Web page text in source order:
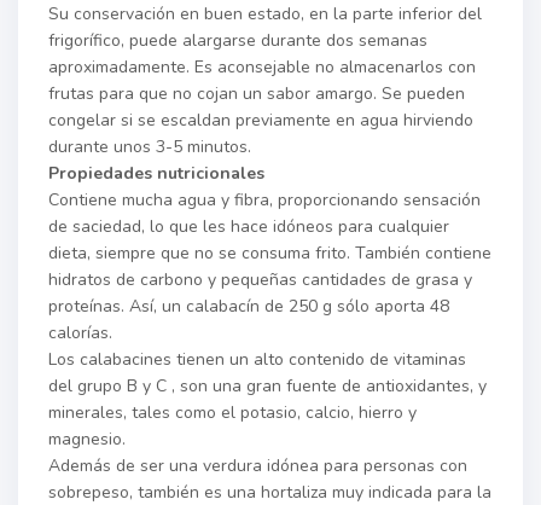
Su conservación en buen estado, en la parte inferior del
frigorífico, puede alargarse durante dos semanas
aproximadamente. Es aconsejable no almacenarlos con
frutas para que no cojan un sabor amargo. Se pueden
congelar si se escaldan previamente en agua hirviendo
durante unos 3-5 minutos.
Propiedades nutricionales
Contiene mucha agua y fibra, proporcionando sensación
de saciedad, lo que les hace idóneos para cualquier
dieta, siempre que no se consuma frito. También contiene
hidratos de carbono y pequeñas cantidades de grasa y
proteínas. Así, un calabacín de 250 g sólo aporta 48
calorías.
Los calabacines tienen un alto contenido de vitaminas
del grupo B y C , son una gran fuente de antioxidantes, y
minerales, tales como el potasio, calcio, hierro y
magnesio.
Además de ser una verdura idónea para personas con
sobrepeso, también es una hortaliza muy indicada para la